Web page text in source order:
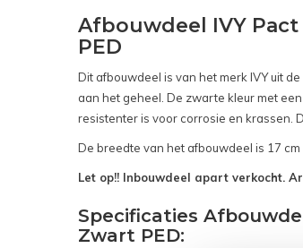
Afbouwdeel IVY
PED
Dit afbouwdeel is van het merk IVY uit
aan het geheel. De zwarte kleur met
resistenter is voor corrosie en krassen.
De breedte van het afbouwdeel is 17 cm
Let op!! Inbouwdeel apart verkocht.
Specificaties
Zwart PED: